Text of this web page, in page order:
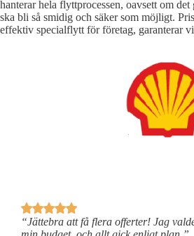
hanterar hela flyttprocessen, oavsett om
ska bli så smidig och säker som möjligt.
effektiv specialflytt för företag, garanterar
“Jättebra att få flera offerter! Jag